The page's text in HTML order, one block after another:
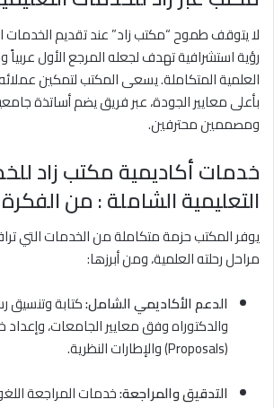
لا يتوقف طموح “مكتب زاد” عند تقديم الخدمات
رؤية استشرافية تهدف لجعله المرجع الأول عربياً
العلمية المتكاملة. يسعى المكتب لتمكين
بأعلى معايير الجودة، عبر فريق يضم أساتذة
ومصممين محترفين.
خدمات أكاديمية مكتب زاد
التعليمية الشاملة : من
يوفر المكتب حزمة متكاملة من الخدمات التي
مراحل رحلته العلمية، ومن أبرزها:
الدعم الأكاديمي الشامل:كتابة وتنسيق
والدكتوراه وفق معايير الجامعات،
(Proposals) والإطارات النظرية.
التدقيق والمراجعة:خدمات المراجعة